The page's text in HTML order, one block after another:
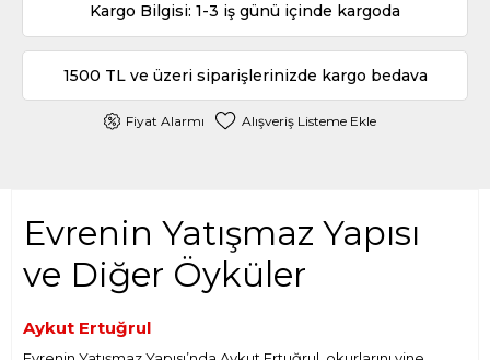
Kargo Bilgisi: 1-3 iş günü içinde kargoda
1500 TL ve üzeri siparişlerinizde kargo bedava
Fiyat Alarmı Alışveriş Listeme Ekle
Evrenin Yatışmaz Yapısı
ve Diğer Öyküler
Aykut Ertuğrul